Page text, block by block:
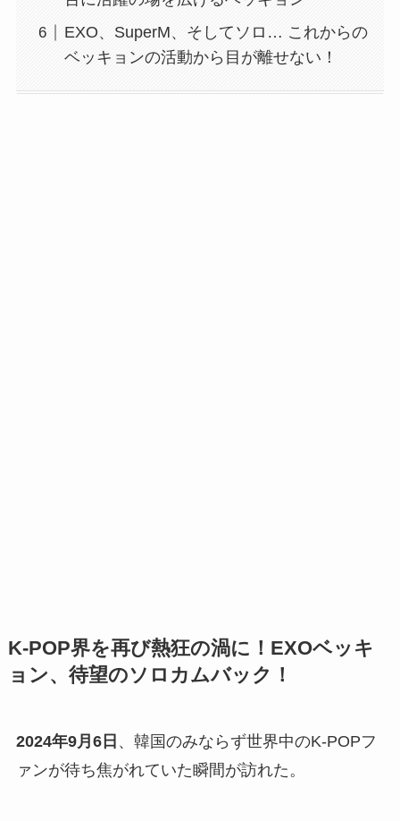
EXO、SuperM、そしてソロ… これからの
ベッキョンの活動から目が離せない！
K-POP界を再び熱狂の渦に！EXOベッキ
ョン、待望のソロカムバック！
2024年9月6日 、韓国のみならず世界中のK-POPフ
ァンが待ち焦がれていた瞬間が訪れた。